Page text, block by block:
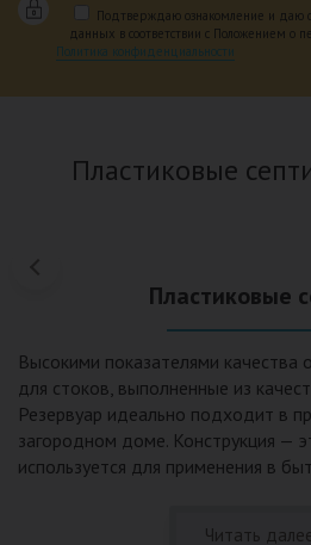
Подтверждаю ознакомление и даю
данных в соответствии с Положением о
Политика конфиденциальности
Пластиковые
Пластиковые
Высокими показателями качества
для стоков, выполненные из
Резервуар идеально подходит в
загородном доме. Конструкция —
используется для применения в
Читать